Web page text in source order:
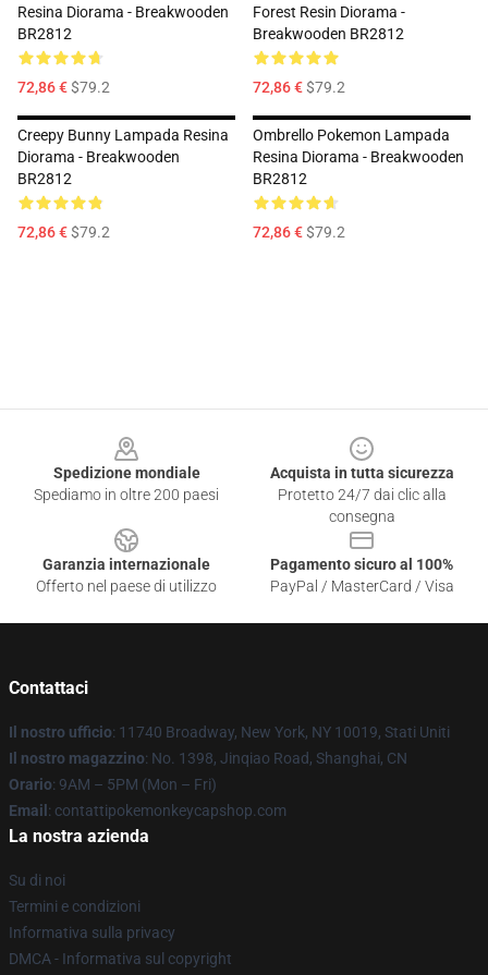
Resina Diorama - Breakwooden
BR2812
72,86 €$79.2
Forest Resin Diorama -
Breakwooden BR2812
72,86 €$79.2
Creepy Bunny Lampada Resina
Diorama - Breakwooden
BR2812
72,86 €$79.2
Ombrello Pokemon Lampada
Resina Diorama - Breakwooden
BR2812
72,86 €$79.2
Spedizione mondiale
Spediamo in oltre 200 paesi
Acquista in tutta sicurezza
Protetto 24/7 dai clic alla
consegna
Garanzia internazionale
Offerto nel paese di utilizzo
Pagamento sicuro al 100%
PayPal / MasterCard / Visa
Contattaci
Il nostro ufficio: 11740 Broadway, New York, NY 10019, Stati Uniti
Il nostro magazzino: No. 1398, Jinqiao Road, Shanghai, CN
Orario: 9AM – 5PM (Mon – Fri)
Email : contattipokemonkeycapshop.com
La nostra azienda
Su di noi
Termini e condizioni
Informativa sulla privacy
DMCA - Informativa sul copyright